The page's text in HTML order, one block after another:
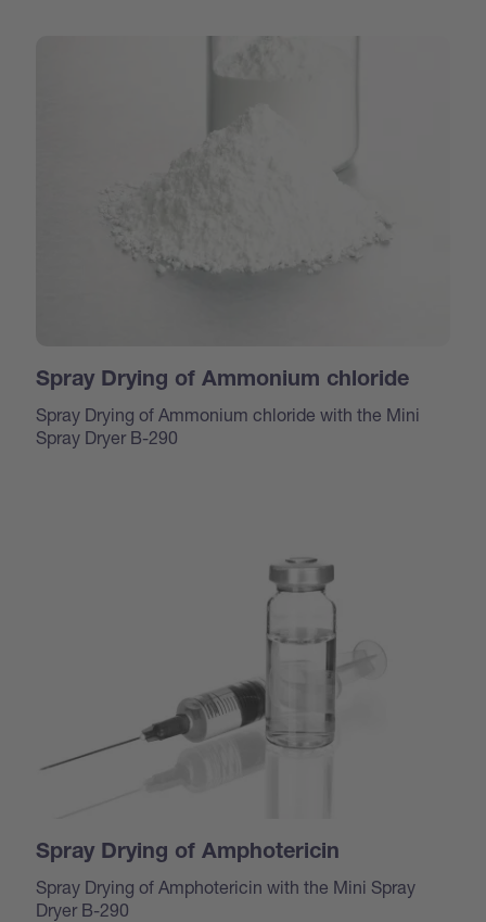
Spray Drying of Ammonium chloride
Spray Drying of Ammonium chloride with the Mini
Spray Dryer B-290
Spray Drying of Amphotericin
Spray Drying of Amphotericin with the Mini Spray
Dryer B-290